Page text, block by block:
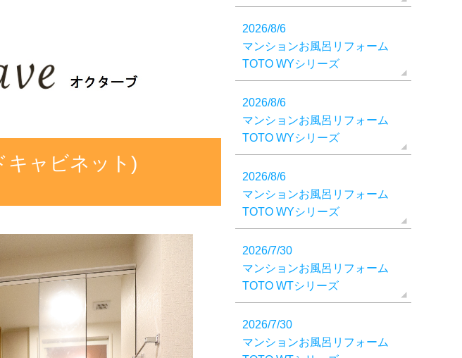
ャビネット)
2026/8/6
マンションお風呂リフォーム
TOTO WYシリーズ
2026/8/6
マンションお風呂リフォーム
TOTO WYシリーズ
2026/8/6
マンションお風呂リフォーム
TOTO WYシリーズ
2026/7/30
マンションお風呂リフォーム
TOTO WTシリーズ
2026/7/30
マンションお風呂リフォーム